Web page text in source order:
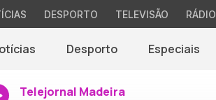
DESPORTO TELEVISÃO RÁDIO
Desporto Especiais
Telejornal Madeira